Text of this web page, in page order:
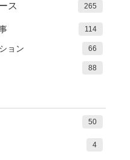
ス 265
114
ョン 66
88
50
4